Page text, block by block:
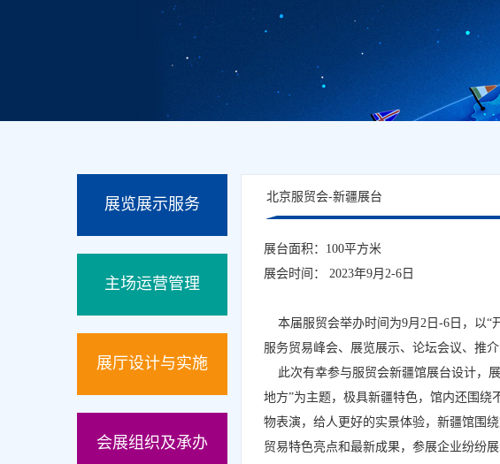
展览展示服务
主场运营管理
展厅设计与实施
会展组织及承办
北京服贸会-新疆展台
展台面积：100平方米
展会时间： 2023年9月2-6日
本届服贸会举办时间为9月2日-6日，以“
服务贸易峰会、展览展示、论坛会议、推
此次有幸参与服贸会新疆馆展台设计，
地方”为主题，极具新疆特色，馆内还围
物表演，给人更好的实景体验，新疆馆围
贸易特色亮点和最新成果，参展企业纷纷